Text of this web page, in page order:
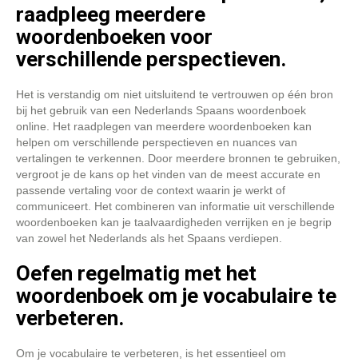
raadpleeg meerdere
woordenboeken voor
verschillende perspectieven.
Het is verstandig om niet uitsluitend te vertrouwen op één bron
bij het gebruik van een Nederlands Spaans woordenboek
online. Het raadplegen van meerdere woordenboeken kan
helpen om verschillende perspectieven en nuances van
vertalingen te verkennen. Door meerdere bronnen te gebruiken,
vergroot je de kans op het vinden van de meest accurate en
passende vertaling voor de context waarin je werkt of
communiceert. Het combineren van informatie uit verschillende
woordenboeken kan je taalvaardigheden verrijken en je begrip
van zowel het Nederlands als het Spaans verdiepen.
Oefen regelmatig met het
woordenboek om je vocabulaire te
verbeteren.
Om je vocabulaire te verbeteren, is het essentieel om